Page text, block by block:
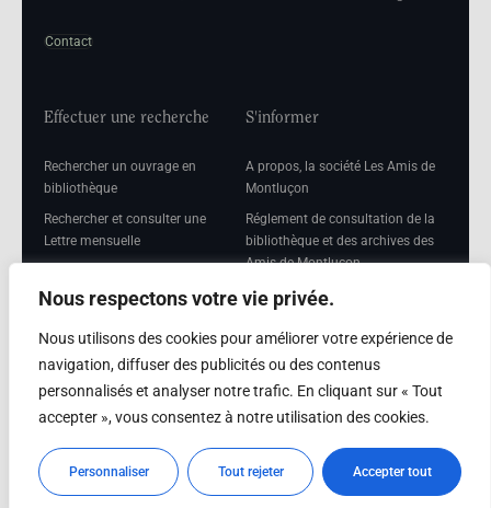
Nous respectons votre vie privée.
Nous utilisons des cookies pour améliorer votre expérience de
navigation, diffuser des publicités ou des contenus
personnalisés et analyser notre trafic. En cliquant sur « Tout
accepter », vous consentez à notre utilisation des cookies.
Personnaliser Tout rejeter Accepter tout
Contact
Effectuer une recherche
Rechercher un ouvrage en
bibliothèque
Rechercher et consulter une
Lettre mensuelle
mensuelle
S'informer
A propos, la société Les Amis de
Montluçon
Réglement de consultation de la
bibliothèque et des archives des
Amis de Montluçon
Mentions légales
Adhérer